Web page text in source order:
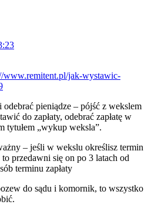
www.remitent.pl/jak-wystawic-
pieniądze – pójść z wekslem
do zapłaty, odebrać zapłatę w
tytułem „wykup weksla”.
– jeśli w wekslu określisz termin
to przedawni się on po 3 latach od
terminu zapłaty
do sądu i komornik, to wszystko